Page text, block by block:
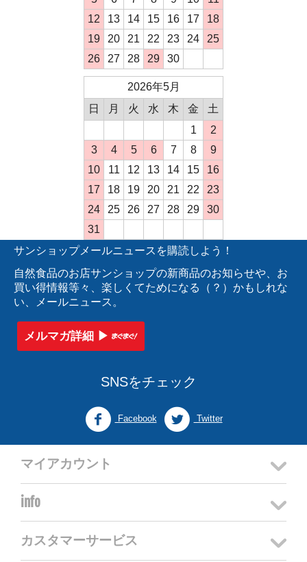
12
13 14 15 16 17
18
19
20 21 22 23 24
25
26
27 28 29 30
2026年5月
日
月 火 水 木 金
土
1
2
3
4 5 6 7 8
9
10
11 12 13 14 15
16
17
18 19 20 21 22
23
24
25 26 27 28 29
30
31
サンショップメールニュースを購読しよう！
自然食品のお店サンショップの新商品のお知らせや、お
買い得情報等々、楽しくてためになる（？）かもしれな
い、メールニュース。
メルマガ詳細 ▶︎
SNSをチェック
Facebook Twitter
マイアカウント
info
カスタマーサービス